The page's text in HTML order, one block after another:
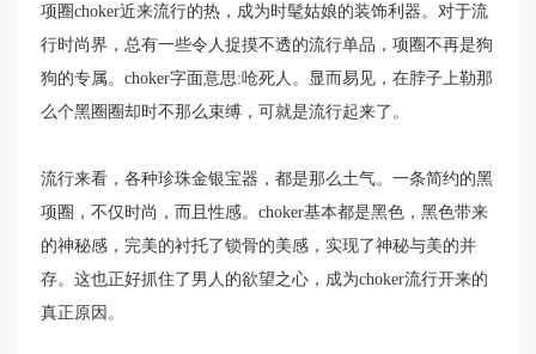
项圈choker近来流行的热，成为时髦姑娘的装饰利器。对于流
行时尚界，总有一些令人捉摸不透的流行单品，项圈不再是狗
狗的专属。choker字面意思:呛死人。显而易见，在脖子上勒那
么个黑圈圈却时不那么束缚，可就是流行起来了。
流行来看，各种珍珠金银宝器，都是那么土气。一条简约的黑
项圈，不仅时尚，而且性感。choker基本都是黑色，黑色带来
的神秘感，完美的衬托了锁骨的美感，实现了神秘与美的并
存。这也正好抓住了男人的欲望之心，成为choker流行开来的
真正原因。